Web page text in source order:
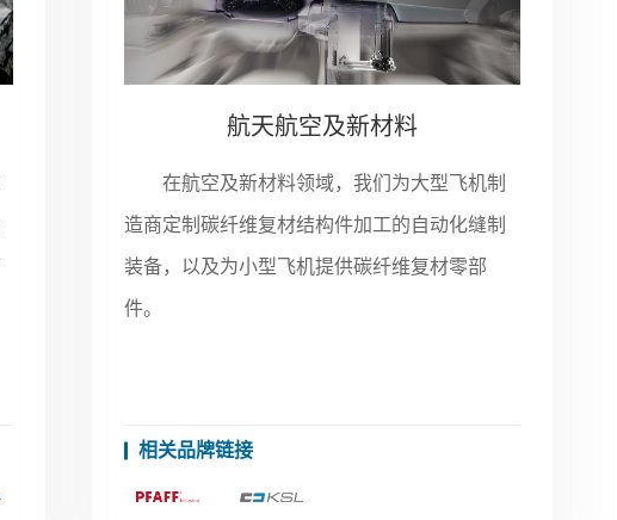
航天航空及新材料
在航空及新材料领域，我们为大型飞机制
造商定制碳纤维复材结构件加工的自动化缝制
装备，以及为小型飞机提供碳纤维复材零部
件。
相关品牌链接